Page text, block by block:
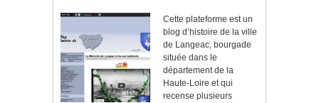
Cette plateforme est un
blog d’histoire de la ville
de Langeac, bourgade
située dans le
département de la
Haute-Loire et qui
recense plusieurs